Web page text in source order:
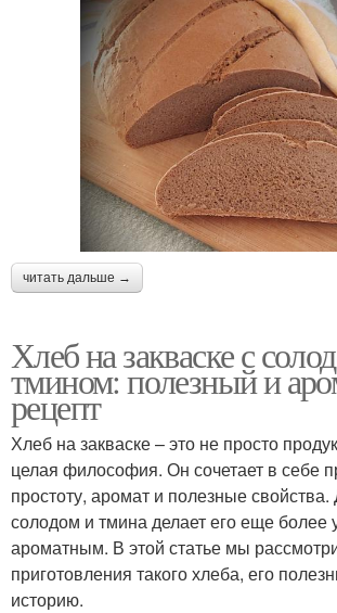
читать дальше →
Хлеб на закваске с
тмином: полезный и
рецепт
Хлеб на закваске – это не просто
целая философия. Он сочетает в себе
простоту, аромат и полезные
солодом и тмина делает его еще более
ароматным. В этой статье мы
приготовления такого хлеба, его
историю.